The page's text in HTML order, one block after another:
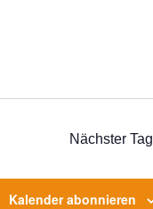
Nächster Tag
Kalender abonnieren